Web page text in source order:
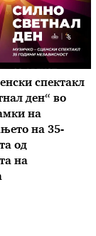
спектакл
ден“ во
на
на 35-
од
на